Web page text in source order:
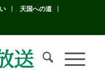
天国への道